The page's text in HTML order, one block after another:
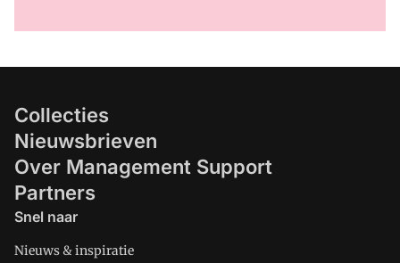
Collecties
Nieuwsbrieven
Over Management Support
Partners
Snel naar
Nieuws & inspiratie